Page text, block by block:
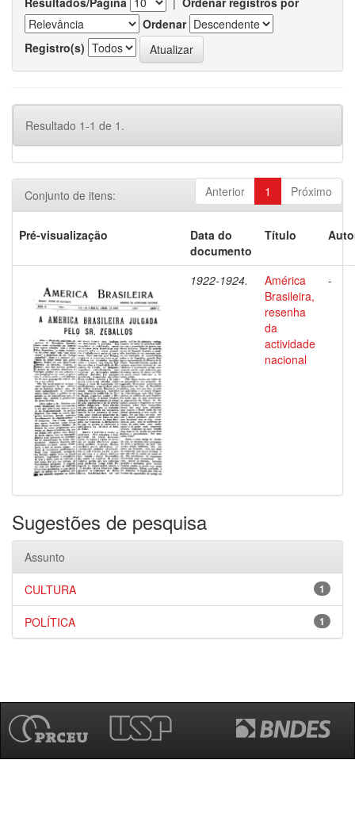
Ordenar
Registro(s)
Resultado 1-1 de 1.
Anterior 1 Próximo
Conjunto de itens:
Pré-visualização
Data do
documento
Título
1922-1924.
América
Brasileira,
resenha
da
actividade
nacional
-
Sugestões de pesquisa
Assunto
1
CULTURA
1
POLÍTICA